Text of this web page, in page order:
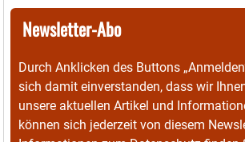
Newsletter-Abo
Durch Anklicken des Buttons
sich damit einverstanden, dass wir
unsere aktuellen Artikel und
können sich jederzeit von diesem